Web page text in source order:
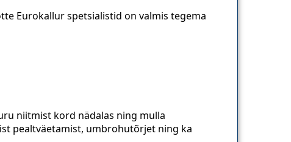
Eurokallur spetsialistid on valmis tegema
niitmist kord nädalas ning mulla
pealtväetamist, umbrohutõrjet ning ka